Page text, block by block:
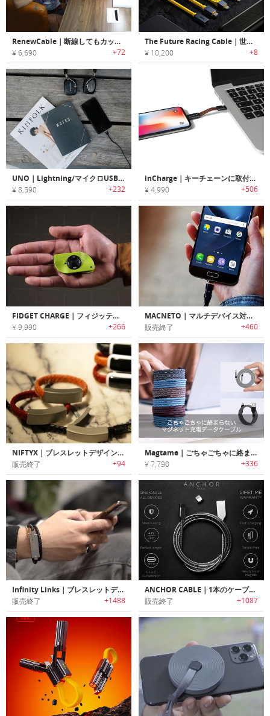
RenewCable｜断線してもカットして繰り返し再使用可能なUSBケーブル「リニューケーブル」
¥ 6,690 +72
The Future Racing Cable｜世界初の分裂可能のUSB4ケーブル
¥ 10,200 +8
UNO｜Lightning/マイクロUSBとしても使用できるUSB Type-C マグネットケーブル「ユノ」
¥ 8,590 +232
inCharge｜キーチェーンに取付可能なオールインワン充電ケーブル「インチャージ」
¥ 4,990 +506
FIDGET CHARGE｜フィジッティングが楽しめるポータブルユニバーサルケーブル「フィジェットチャージ」
¥ 9,990 +266
MACNETO｜マルチデバイス対応高速チャージ/データ転送マグネットケーブル「マックニート」
販売終了 +460
NIFTYX｜ブレスレットデザイン充電ケーブル「ニフティックス」
販売終了 +94
Magtame｜ごちゃごちゃに絡まらないマグネット充電データケーブル
¥ 7,790 +336
Infinity Links｜ブレスレットデザイン充電ケーブル「インフィニティリンクス」
販売終了 +1488
ANCHOR CABLE｜1本のケーブルでiOS/Android/USB-C搭載デバイスを充電可能なマグネット端子搭載タフケーブル「アンカーケーブル」
販売終了 +1087